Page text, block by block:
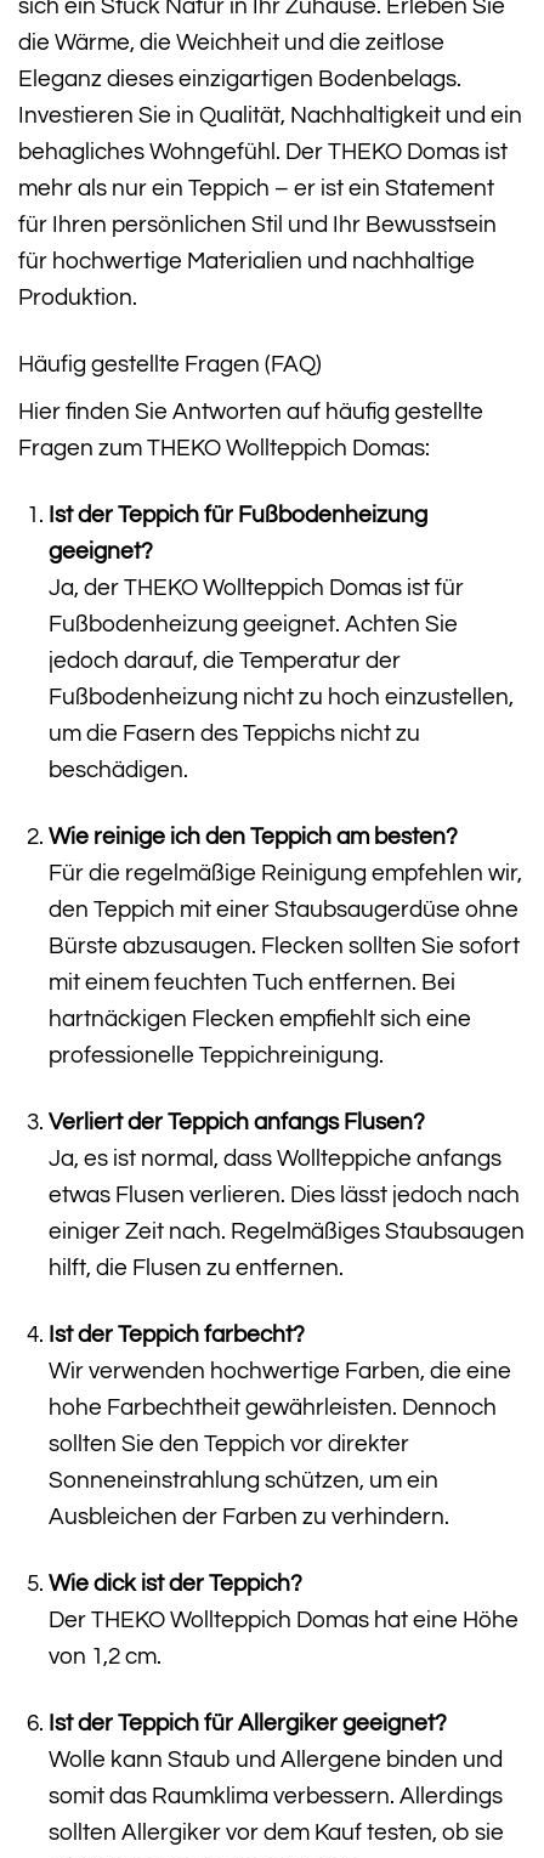
sich ein Stück Natur in Ihr Zuhause. Erleben Sie
die Wärme, die Weichheit und die zeitlose
Eleganz dieses einzigartigen Bodenbelags.
Investieren Sie in Qualität, Nachhaltigkeit und ein
behagliches Wohngefühl. Der THEKO Domas ist
mehr als nur ein Teppich – er ist ein Statement
für Ihren persönlichen Stil und Ihr Bewusstsein
für hochwertige Materialien und nachhaltige
Produktion.
Häufig gestellte Fragen (FAQ)
Hier finden Sie Antworten auf häufig gestellte
Fragen zum THEKO Wollteppich Domas:
Ist der Teppich für Fußbodenheizung
geeignet?
Ja, der THEKO Wollteppich Domas ist für
Fußbodenheizung geeignet. Achten Sie
jedoch darauf, die Temperatur der
Fußbodenheizung nicht zu hoch einzustellen,
um die Fasern des Teppichs nicht zu
beschädigen.
Wie reinige ich den Teppich am besten?
Für die regelmäßige Reinigung empfehlen wir,
den Teppich mit einer Staubsaugerdüse ohne
Bürste abzusaugen. Flecken sollten Sie sofort
mit einem feuchten Tuch entfernen. Bei
hartnäckigen Flecken empfiehlt sich eine
professionelle Teppichreinigung.
Verliert der Teppich anfangs Flusen?
Ja, es ist normal, dass Wollteppiche anfangs
etwas Flusen verlieren. Dies lässt jedoch nach
einiger Zeit nach. Regelmäßiges Staubsaugen
hilft, die Flusen zu entfernen.
Ist der Teppich farbecht?
Wir verwenden hochwertige Farben, die eine
hohe Farbechtheit gewährleisten. Dennoch
sollten Sie den Teppich vor direkter
Sonneneinstrahlung schützen, um ein
Ausbleichen der Farben zu verhindern.
Wie dick ist der Teppich?
Der THEKO Wollteppich Domas hat eine Höhe
von 1,2 cm.
Ist der Teppich für Allergiker geeignet?
Wolle kann Staub und Allergene binden und
somit das Raumklima verbessern. Allerdings
sollten Allergiker vor dem Kauf testen, ob sie